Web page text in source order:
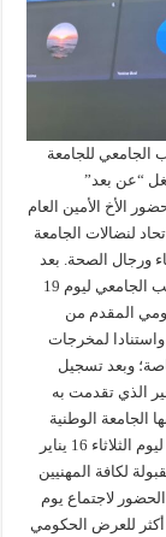
يناير 2024 اجتماع المكتب الجامعي للجامعة
“عن بعد”
الأخ الأمين العام
لنضالات الجامعة
ورجال الصحة. بعد
الاستماع لتقارير الوفد المفاوض انسجاما مع قرار المكتب الجامعي ليوم 19
المقدم من
لمخرجات
وبعد تسجيل
الذي تقدمت به
الجامعة الوطنية
للصحة (إ م ش) وسجلت بخصوصها رفض العرض الهزيل ليوم الثلاثاء 16 يناير
لكافة المهنيين
لاجتماع يوم
بتجويد أكثر للعرض الحكومي